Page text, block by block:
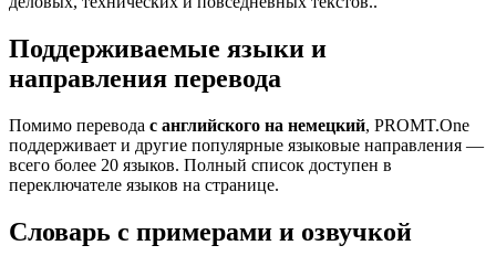
Поддерживаемые языки и
направления перевода
Помимо перевода с английского на немецкий, PROMT.One
поддерживает и другие популярные языковые направления —
всего более 20 языков. Полный список доступен в
переключателе языков на странице.
Словарь с примерами и озвучкой